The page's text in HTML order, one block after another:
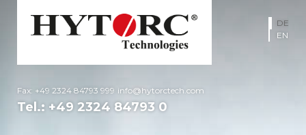
Fax: +49 2324 84793 999 info@hytorctech.com
Tel.: +49 2324 84793 0
DE
EN